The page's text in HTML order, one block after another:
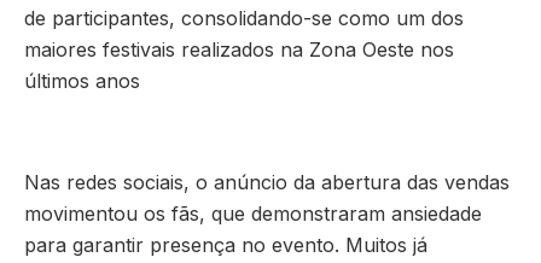
de participantes, consolidando-se como um dos
maiores festivais realizados na Zona Oeste nos
últimos anos
Nas redes sociais, o anúncio da abertura das vendas
movimentou os fãs, que demonstraram ansiedade
para garantir presença no evento. Muitos já